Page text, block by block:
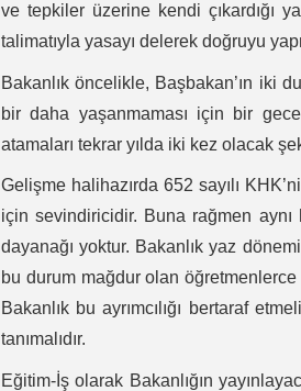
ve tepkiler üzerine kendi çıkardığı
talimatıyla yasayı delerek doğruyu
Bakanlık öncelikle, Başbakan’ın iki
bir daha yaşanmaması için bir
atamaları tekrar yılda iki kez olacak
Gelişme halihazırda 652 sayılı
için sevindiricidir. Buna rağmen
dayanağı yoktur. Bakanlık yaz
bu durum mağdur olan öğretmenlerce
Bakanlık bu ayrımcılığı bertaraf
tanımalıdır.
Eğitim-İş olarak Bakanlığın